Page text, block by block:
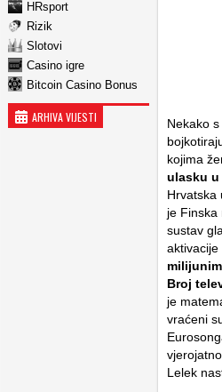
HRsport
Rizik
Slotovi
Casino igre
Bitcoin Casino Bonus
ARHIVA VIJESTI
Nekako
kojima
ulasku u
Hrvatska
je Finska
sustav
Broj
je
vraćeni
Lelek